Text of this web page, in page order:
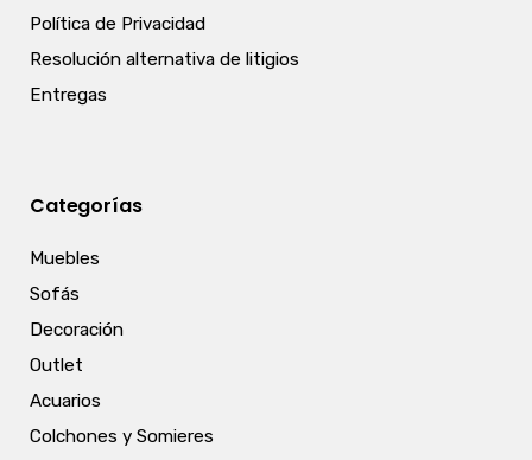
Política de Privacidad
Resolución alternativa de litigios
Entregas
Categorías
Muebles
Sofás
Decoración
Outlet
Acuarios
Colchones y Somieres